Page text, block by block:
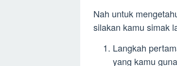
Nah untuk
silakan kamu simak
Langkah
yang kamu